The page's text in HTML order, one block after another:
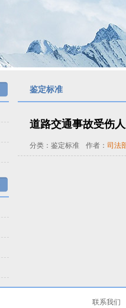
鉴定标准
道路交通事故受伤
分类：鉴定标准 作者：司法
联系我们